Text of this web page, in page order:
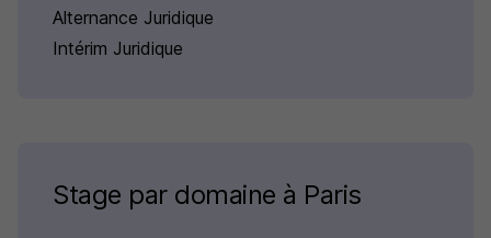
Alternance Juridique
Intérim Juridique
Stage par domaine à Paris